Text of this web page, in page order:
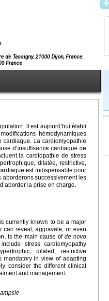
de Tassigny, 21000 Dijon, France.
France
Il est aujourd’hui établi
hémodynamiques
cardiaque. La cardiomyopathie
d’insuffisance cardiaque de
la cardiopathie de stress
dilatée, restrictive,
est indispensable pour
successivement les
la prise en charge.
currently known to be a major
can reveal, aggravate, or even
is the main cause of de novo
stress cardiomyopathy
dilated, restrictive
mandatory in view of adapting
consider the different clinical
and management.